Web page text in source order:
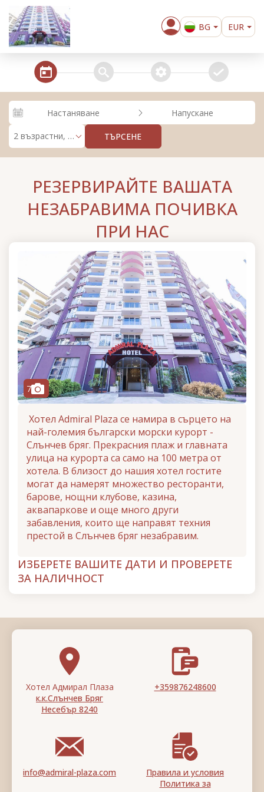
BG
EUR
steps_calendar search extra_services confirm
Настаняване Напускане
2 възрастни, 0 деца ТЪРСЕНЕ
РЕЗЕРВИРАЙТЕ ВАШАТА
НЕЗАБРАВИМА ПОЧИВКА
ПРИ НАС
7camera
Хотел Admiral Plaza се намира в сърцето на
най-големия български морски курорт -
Слънчев бряг. Прекрасния плаж и главната
улица на курорта са само на 100 метра от
хотела. В близост до нашия хотел гостите
могат да намерят множество ресторанти,
барове, нощни клубове, казина,
аквапаркове и още много други
забавления, които ще направят техния
престой в Слънчев бряг незабравим.
ИЗБЕРЕТЕ ВАШИТЕ ДАТИ И ПРОВЕРЕТЕ
ЗА НАЛИЧНОСТ
Хотел Адмирал Плаза
к.к.Слънчев Бряг
Несебър 8240
+359876248600
info@admiral-plaza.com
Правила и условия
Политика за